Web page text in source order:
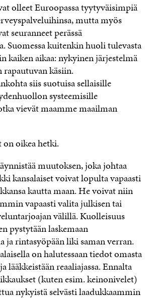
olleet Euroopassa tyytyväisimpiä
mutta myös
seuranneet perässä
Suomessa kuitenkin huoli tulevasta
kaiken aikaa: nykyinen järjestelmä
käsiin.
siis suotuisa sellaisille
systeemisille
vievät maamme maailman
oikea hetki.
muutoksen, joka johtaa
kansalaiset voivat lopulta vapaasti
kautta maan. He voivat niin
vapaasti valita julkisen tai
välillä. Kuolleisuus
pystytään laskemaan
ja rintasyöpään liki saman verran.
on halutessaan tiedot omasta
lääkkeistään reaaliajassa. Ennalta
(kuten esim. keinonivelet)
nykyistä selvästi laadukkaammin